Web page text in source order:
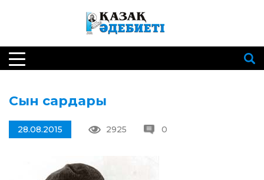
Сын сардары
28.08.2015 2925 0